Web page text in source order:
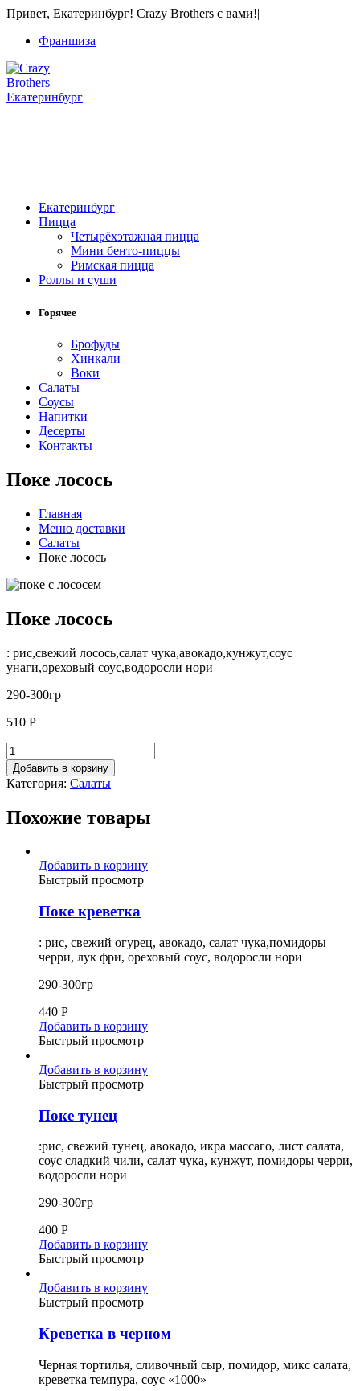
Привет, Екатеринбург! Crazy Brothers с вами!|
Франшиза
Екатеринбург
Екатеринбург
Пицца
Четырёхэтажная пицца
Мини бенто-пиццы
Римская пицца
Роллы и суши
Горячее
Брофуды
Хинкали
Воки
Салаты
Соусы
Напитки
Десерты
Контакты
Поке лосось
Главная
Меню доставки
Салаты
Поке лосось
Поке лосось
: рис,свежий лосось,салат чука,авокадо,кунжут,соус
унаги,ореховый соус,водоросли нори
290-300гр
510 Р
Добавить в корзину
Категория: Салаты
Похожие товары
Добавить в корзину
Быстрый просмотр
Поке креветка
: рис, свежий огурец, авокадо, салат чука,помидоры
черри, лук фри, ореховый соус, водоросли нори
290-300гр
440 Р
Добавить в корзину
Быстрый просмотр
Добавить в корзину
Быстрый просмотр
Поке тунец
:рис, свежий тунец, авокадо, икра массаго, лист салата,
соус сладкий чили, салат чука, кунжут, помидоры черри,
водоросли нори
290-300гр
400 Р
Добавить в корзину
Быстрый просмотр
Добавить в корзину
Быстрый просмотр
Креветка в черном
Черная тортилья, сливочный сыр, помидор, микс салата,
креветка темпура, соус «1000»